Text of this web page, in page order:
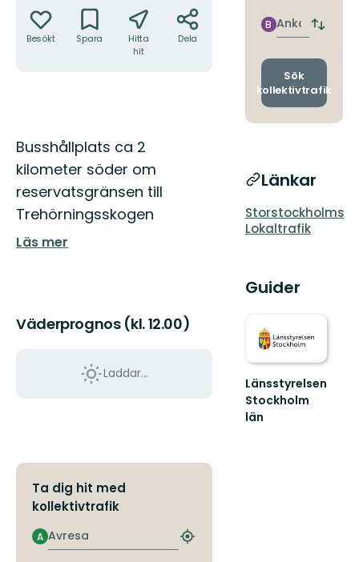
Besökt Spara
Hitta
hit
Dela
Beskrivning
Busshållplats ca 2
kilometer söder om
reservatsgränsen till
Trehörningsskogen
Läs mer
Väderprognos (kl. 12.00)
Laddar...
Ta dig hit med
kollektivtrafik
Avresa
A
Hitta
Ankomst
B
Byt
och
Sök
kollektivtrafik
Länkar
Storstockholms
Lokaltrafik
Guider
Länsstyrelsen
Stockholm
län